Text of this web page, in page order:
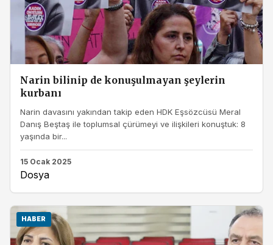
Narin bilinip de konuşulmayan şeylerin
kurbanı
Narin davasını yakından takip eden HDK Eşsözcüsü Meral
Danış Beştaş ile toplumsal çürümeyi ve ilişkileri konuştuk: 8
yaşında bir...
15 Ocak 2025
Dosya
HABER